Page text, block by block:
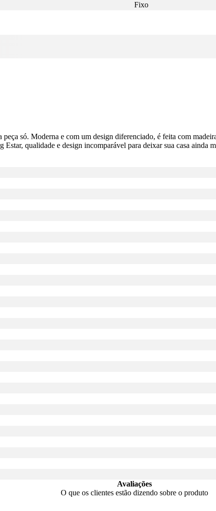
Fixo
só. Moderna e com um design diferenciado, é feita com
qualidade e design incomparável para deixar sua casa ainda
Avaliações
O que os clientes estão dizendo sobre o produto